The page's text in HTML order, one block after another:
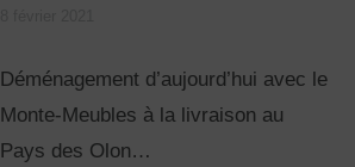
Déménagement d’aujourd’hui avec le
Monte-Meubles à la livraison au
Pays des Olon…